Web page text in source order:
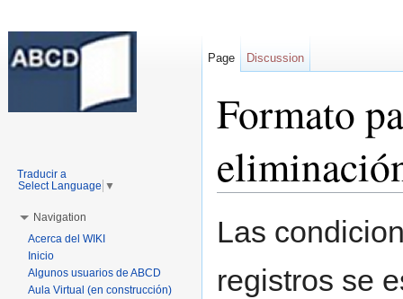
Formato
Las
registros se
Page Discussion
Traducir a
Select Language ▼
Navigation
Acerca del WIKI
Inicio
Algunos usuarios de ABCD
Aula Virtual (en construcción)